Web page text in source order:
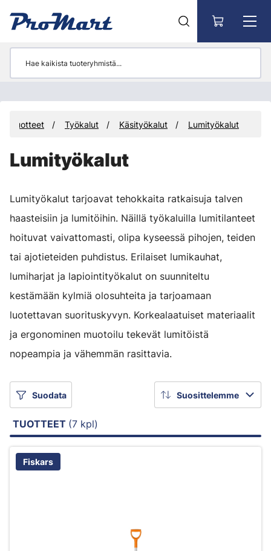
Tuotteet Työkalut Käsityökalut Lumityökalut
Lumityökalut
Lumityökalut tarjoavat tehokkaita ratkaisuja talven
haasteisiin ja lumitöihin. Näillä työkaluilla lumitilanteet
hoituvat vaivattomasti, olipa kyseessä pihojen, teiden
tai ajotieteiden puhdistus. Erilaiset lumikauhat,
lumiharjat ja lapiointityökalut on suunniteltu
kestämään kylmiä olosuhteita ja tarjoamaan
luotettavan suorituskyvyn. Korkealaatuiset materiaalit
ja ergonominen muotoilu tekevät lumitöistä
nopeampia ja vähemmän rasittavia.
Suodata Suosittelemme
TUOTTEET (7 kpl)
Fiskars